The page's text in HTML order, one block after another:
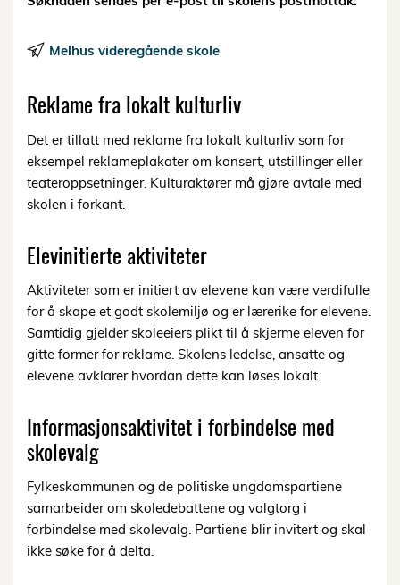
Melhus videregående skole
Reklame fra lokalt kulturliv
Det er tillatt med reklame fra lokalt kulturliv som for
eksempel reklameplakater om konsert, utstillinger eller
teateroppsetninger. Kulturaktører må gjøre avtale med
skolen i forkant.
Elevinitierte aktiviteter
Aktiviteter som er initiert av elevene kan være verdifulle
for å skape et godt skolemiljø og er lærerike for elevene.
Samtidig gjelder skoleeiers plikt til å skjerme eleven for
gitte former for reklame. Skolens ledelse, ansatte og
elevene avklarer hvordan dette kan løses lokalt.
Informasjonsaktivitet i forbindelse med
skolevalg
Fylkeskommunen og de politiske ungdomspartiene
samarbeider om skoledebattene og valgtorg i
forbindelse med skolevalg. Partiene blir invitert og skal
ikke søke for å delta.